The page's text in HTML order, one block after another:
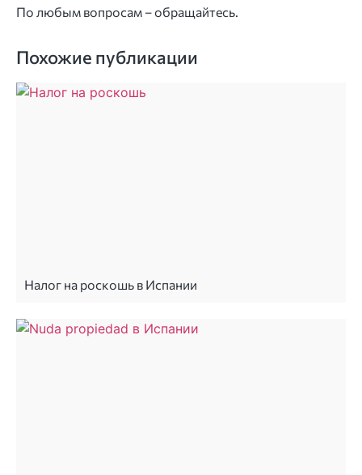
По любым вопросам – обращайтесь.
Похожие публикации
Налог на роскошь в Испании